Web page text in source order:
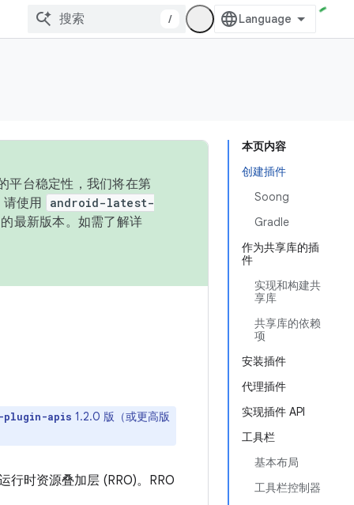
/
本页内容
创建插件
Soong
Gradle
作为共享库的插
件
实现和构建共
享库
共享库的依赖
项
安装插件
代理插件
实现插件 API
工具栏
基本布局
工具栏控制器
平台稳定性，我们将在第
使用
android-latest-
最新版本。如需了解详
apis 1.2.0 版（或更高版
行时资源叠加层 (RRO)。RRO